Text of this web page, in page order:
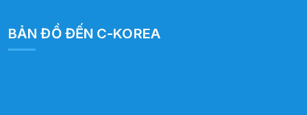
BẢN ĐỒ ĐẾN C-KOREA